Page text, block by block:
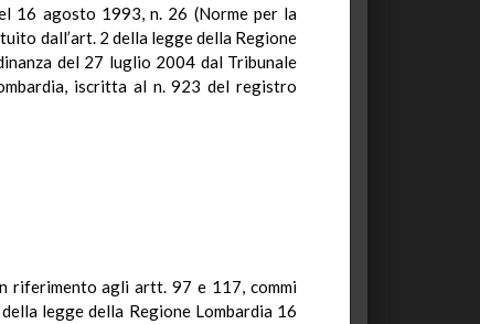
16 agosto 1993, n. 26 (Norme per la
dall’art. 2 della legge della Regione
del 27 luglio 2004 dal Tribunale
iscritta al n. 923 del registro
riferimento agli artt. 97 e 117, commi
legge della Regione Lombardia 16